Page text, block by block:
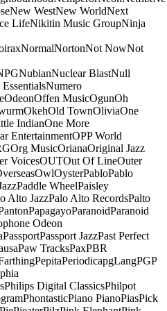
New WestNew WorldNext
LifeNikitin Music GroupNinja
NormalNortonNot NowNot
NubianNuclear BlastNull
Numero
OdeonOffen MusicOgunOh
OkehOld TownOliviaOne
IndianOne More
EntertainmentOPP World
Org MusicOrianaOriginal Jazz
VoicesOUTOut Of LineOuter
OwlOysterPabloPablo
Paddle WheelPaisley
Alto JazzPalo Alto RecordsPalto
PapagayoParanoidParanoid
Odeon
PassportPassport JazzPast Perfect
Paw TracksPaxPBR
PepitaPeriodicapgLangPGP
Philips Digital ClassicsPhilpot
PhontasticPiano PianoPiasPick